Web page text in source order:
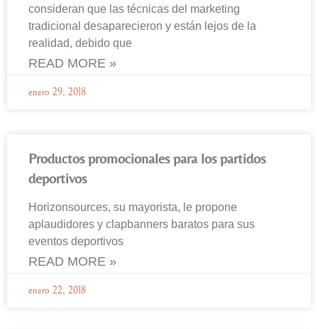
consideran que las técnicas del marketing
tradicional desaparecieron y están lejos de la
realidad, debido que
READ MORE »
enero 29, 2018
Productos promocionales para los partidos
deportivos
Horizonsources, su mayorista, le propone
aplaudidores y clapbanners baratos para sus
eventos deportivos
READ MORE »
enero 22, 2018